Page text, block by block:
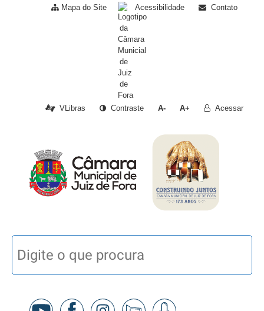
Mapa do Site Acessibilidade Contato
VLibras Contraste A- A+ Acessar